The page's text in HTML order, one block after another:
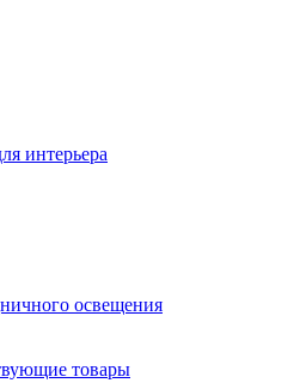
интерьера
освещения
товары